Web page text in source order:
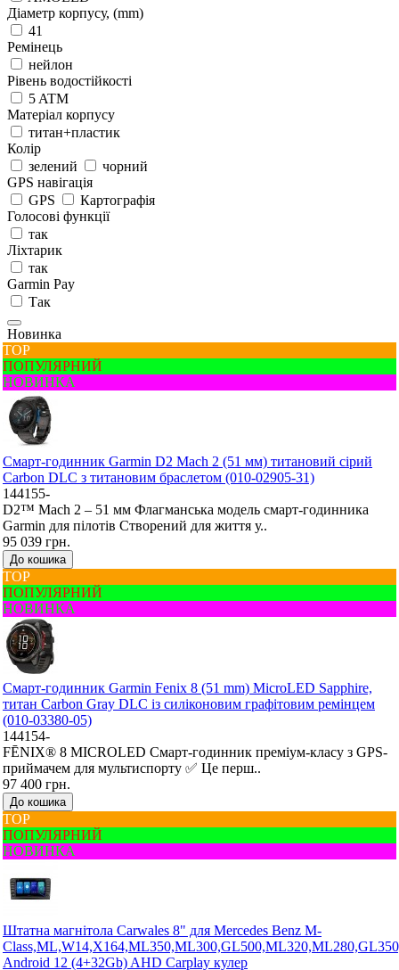
Діаметр корпусу, (mm)
41
Ремінець
нейлон
Рівень водостійкості
5 ATM
Матеріал корпусу
титан+пластик
Колір
зелений
чорний
GPS навігація
GPS
Картографія
Голосові функції
так
Ліхтарик
так
Garmin Pay
Так
Новинка
ТОР
ПОПУЛЯРНИЙ
НОВИНКА
Смарт-годинник Garmin D2 Mach 2 (51 мм) титановий сірий
Carbon DLC з титановим браслетом (010-02905-31)
144155-
D2™ Mach 2 – 51 мм Флагманська модель смарт-годинника
Garmin для пілотів Створений для життя у..
95 039 грн.
До кошика
ТОР
ПОПУЛЯРНИЙ
НОВИНКА
Смарт-годинник Garmin Fenix 8 (51 mm) MicroLED Sapphire,
титан Carbon Gray DLC із силіконовим графітовим ремінцем
(010-03380-05)
144154-
FĒNIX® 8 MICROLED Смарт-годинник преміум-класу з GPS-
приймачем для мультиспорту ✅ Це перш..
97 400 грн.
До кошика
ТОР
ПОПУЛЯРНИЙ
НОВИНКА
Штатна магнітола Carwales 8" для Mercedes Benz M-
Android 12 (4+32Gb) AHD Carplay кулер